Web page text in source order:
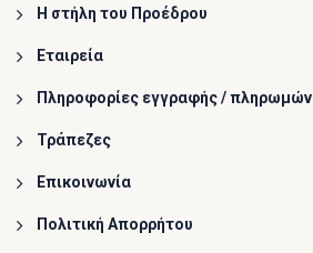
Η στήλη του Προέδρου
Εταιρεία
Πληροφορίες εγγραφής / πληρωμών
Τράπεζες
Επικοινωνία
Πολιτική Απορρήτου